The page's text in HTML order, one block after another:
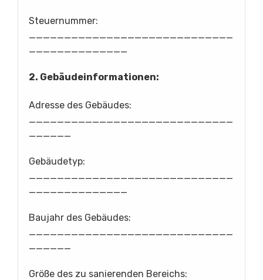
Steuernummer:
2. Gebäudeinformationen:
Adresse des Gebäudes:
Gebäudetyp:
Baujahr des Gebäudes:
Größe des zu sanierenden Bereichs: